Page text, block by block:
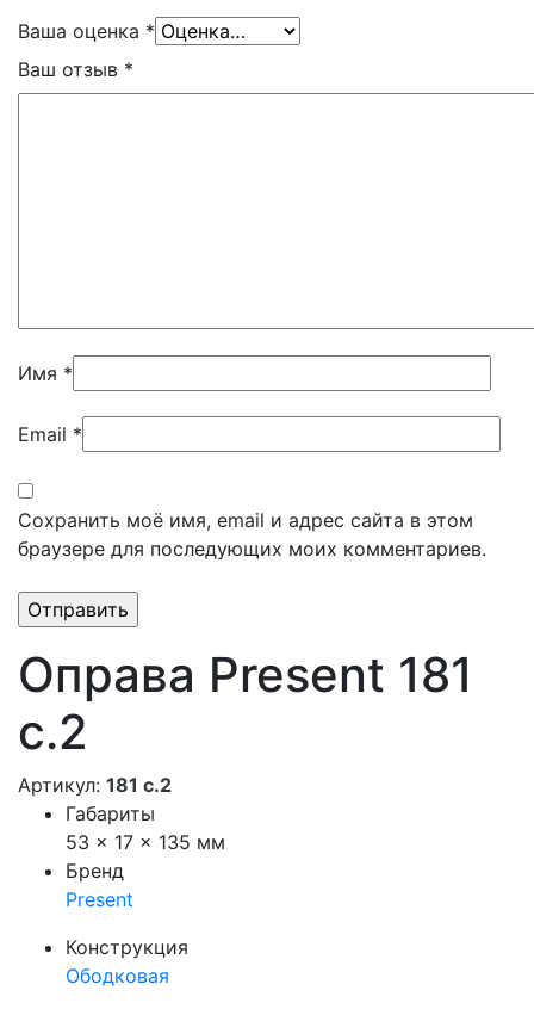
Ваша оценка *
Ваш отзыв *
Имя *
Email *
Сохранить моё имя, email и адрес сайта в этом
браузере для последующих моих комментариев.
Оправа Present 181
с.2
Артикул: 181 с.2
Габариты
53 × 17 × 135 мм
Бренд
Present
Конструкция
Ободковая